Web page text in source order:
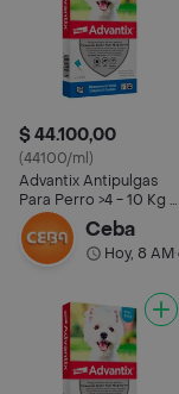
$ 44.100,00
(44100/ml)
Advantix Antipulgas
Para Perro >4 - 10 Kg 1
Pipeta
Ceba
Hoy, 8 AM•